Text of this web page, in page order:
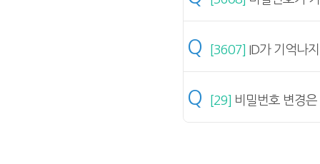
Q [3607] ID가 기억나
Q [29] 비밀번호 변경